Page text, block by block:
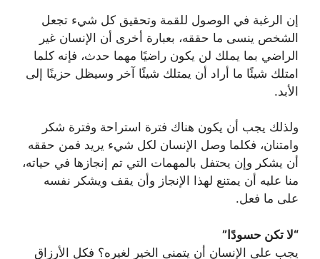
‏إن الرغبة في الوصول للقمة وتحقيق كل شيء تجعل
الشخص ينسى ما حققه، بعبارة أخرى أن الإنسان غير
الراضي بما يملك لن يكون راضيًا مهما حدث، فإنه كلما
امتلك شيئًا ما أراد أن يمتلك شيئًا آخر وسيظل حزينًا إلى
الأبد.
‏ولذلك يجب أن يكون هناك فترة استراحة وفترة شكر
وامتنان، فكلما وصل الإنسان لكل شيء يريد فمن حققه
أن يشكر وإن يحتفل بالمهمات التي تم إنجازها في حياته،
منا عليه أن يمتنع لهذا الإنجاز وأن يقف ويشكر نفسه
على ما فعل.
“لا تكن حسودًا”
‏يجب على الإنسان أن يتمنى الخير لغيره؟ فكل الأرزاق